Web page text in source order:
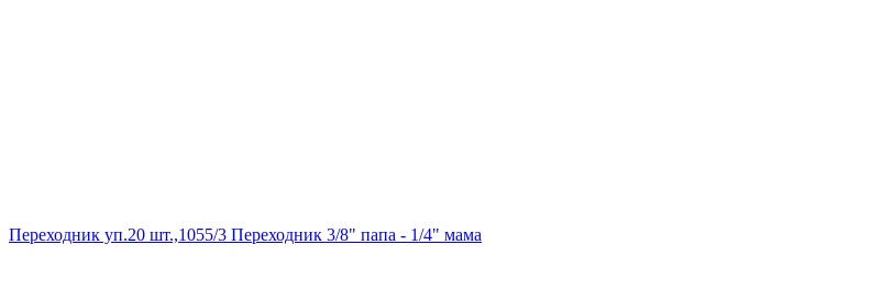
Переходник уп.20 шт.,1055/3 Переходник 3/8" папа - 1/4" мама